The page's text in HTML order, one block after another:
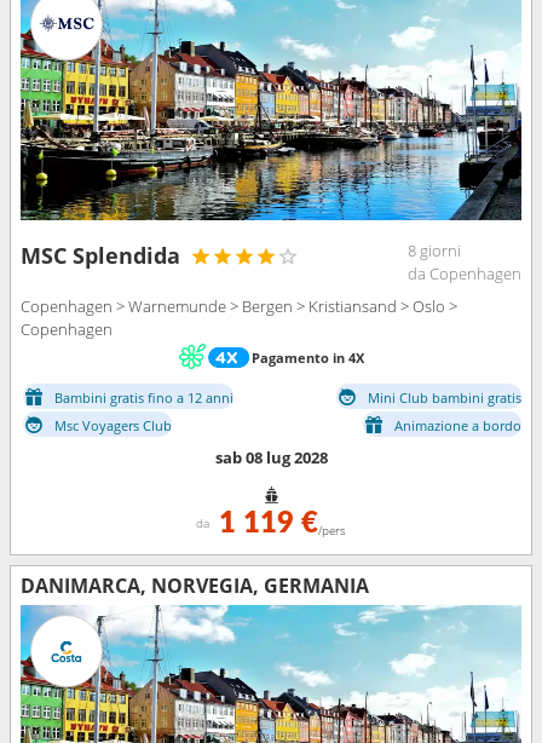
MSC Splendida
8 giorni
da Copenhagen
Copenhagen > Warnemunde > Bergen > Kristiansand > Oslo >
Copenhagen
Pagamento in 4X
Bambini gratis fino a 12 anni
Mini Club bambini gratis
Msc Voyagers Club
Animazione a bordo
sab 08 lug 2028
da 1 119 €/pers
DANIMARCA, NORVEGIA, GERMANIA